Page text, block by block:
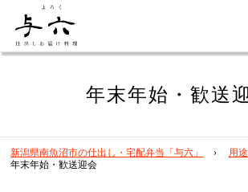
年末年始・歓送
新潟県南魚沼市の仕出し・宅配弁当「与六」
用
年末年始・歓送迎会